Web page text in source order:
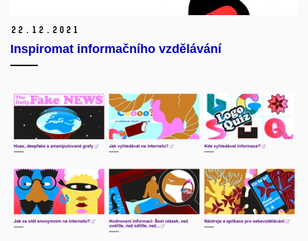
22. 12. 2021
Inspiromat informačního vzdělávání